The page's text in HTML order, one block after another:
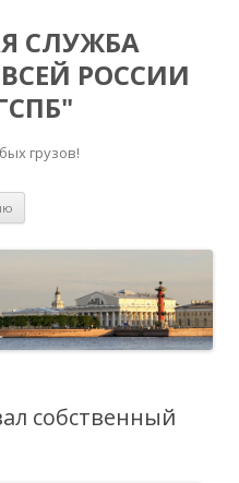
СЛУЖБА
РОССИИ
грузов!
собственный